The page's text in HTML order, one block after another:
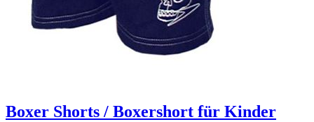
Boxer Shorts / Boxershort für Kinder